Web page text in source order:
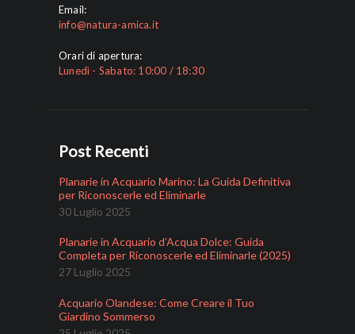
Email:
info@natura-amica.it
Orari di apertura:
Lunedì - Sabato: 10:00 / 18:30
Post Recenti
Planarie in Acquario Marino: La Guida Definitiva
per Riconoscerle ed Eliminarle
30 Luglio 2025
Planarie in Acquario d’Acqua Dolce: Guida
Completa per Riconoscerle ed Eliminarle (2025)
27 Luglio 2025
Acquario Olandese: Come Creare il Tuo
Giardino Sommerso